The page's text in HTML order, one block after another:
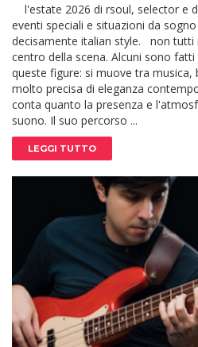
l'estate 2026 di rsoul, selector e
eventi speciali e situazioni da
decisamente italian style. non tutti
centro della scena. Alcuni sono
queste figure: si muove tra
molto precisa di eleganza
conta quanto la presenza e
suono. Il suo percorso ...
LEGGI TUTTO